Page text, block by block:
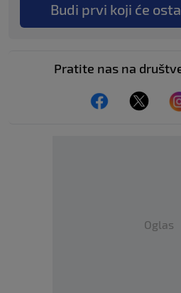
Budi prvi koji će
Pratite nas na
Oglas